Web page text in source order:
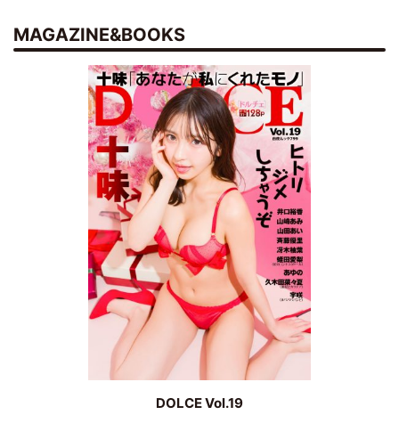
MAGAZINE&BOOKS
DOLCE Vol.19